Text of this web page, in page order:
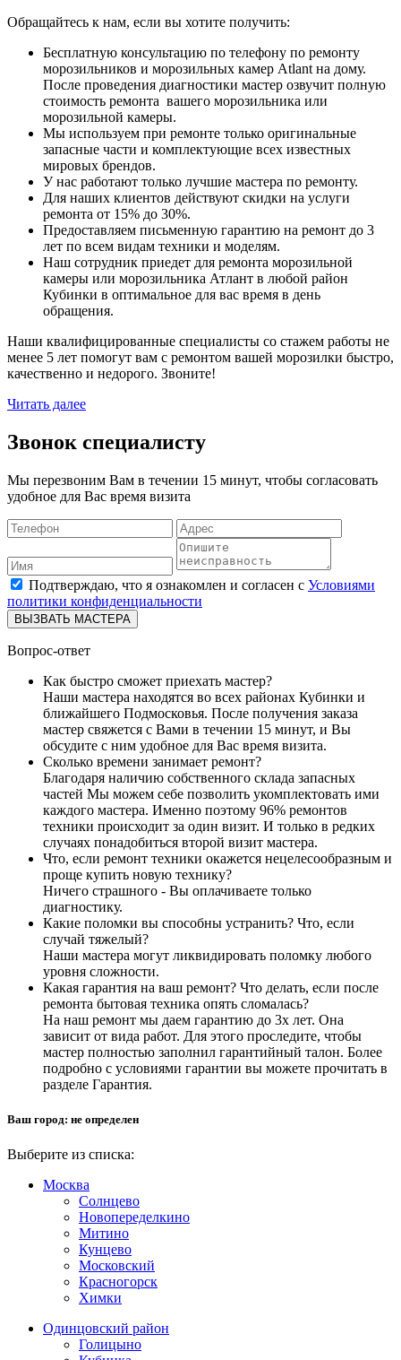
Обращайтесь к нам, если вы хотите получить:
Бесплатную консультацию по телефону по ремонту
морозильников и морозильных камер Atlant на дому.
После проведения диагностики мастер озвучит полную
стоимость ремонта вашего морозильника или
морозильной камеры.
Мы используем при ремонте только оригинальные
запасные части и комплектующие всех известных
мировых брендов.
У нас работают только лучшие мастера по ремонту.
Для наших клиентов действуют скидки на услуги
ремонта от 15% до 30%.
Предоставляем письменную гарантию на ремонт до 3
лет по всем видам техники и моделям.
Наш сотрудник приедет для ремонта морозильной
камеры или морозильника Атлант в любой район
Кубинки в оптимальное для вас время в день
обращения.
Наши квалифицированные специалисты со стажем работы не
менее 5 лет помогут вам с ремонтом вашей морозилки быстро,
качественно и недорого. Звоните!
Читать далее
Звонок специалисту
Мы перезвоним Вам в течении 15 минут, чтобы согласовать
удобное для Вас время визита
Подтверждаю, что я ознакомлен и согласен с Условиями
политики конфиденциальности
ВЫЗВАТЬ МАСТЕРА
Вопрос-ответ
Как быстро сможет приехать мастер?
Наши мастера находятся во всех районах Кубинки и
ближайшего Подмосковья. После получения заказа
мастер свяжется с Вами в течении 15 минут, и Вы
обсудите с ним удобное для Вас время визита.
Сколько времени занимает ремонт?
Благодаря наличию собственного склада запасных
частей Мы можем себе позволить укомплектовать ими
каждого мастера. Именно поэтому 96% ремонтов
техники происходит за один визит. И только в редких
случаях понадобиться второй визит мастера.
Что, если ремонт техники окажется нецелесообразным и
проще купить новую технику?
Ничего страшного - Вы оплачиваете только
диагностику.
Какие поломки вы способны устранить? Что, если
случай тяжелый?
Наши мастера могут ликвидировать поломку любого
уровня сложности.
Какая гарантия на ваш ремонт? Что делать, если после
ремонта бытовая техника опять сломалась?
На наш ремонт мы даем гарантию до 3х лет. Она
зависит от вида работ. Для этого проследите, чтобы
мастер полностью заполнил гарантийный талон. Более
подробно с условиями гарантии вы можете прочитать в
разделе Гарантия.
Ваш город: не определен
Выберите из списка:
Москва
Солнцево
Новопеределкино
Митино
Кунцево
Московский
Красногорск
Химки
Одинцовский район
Голицыно